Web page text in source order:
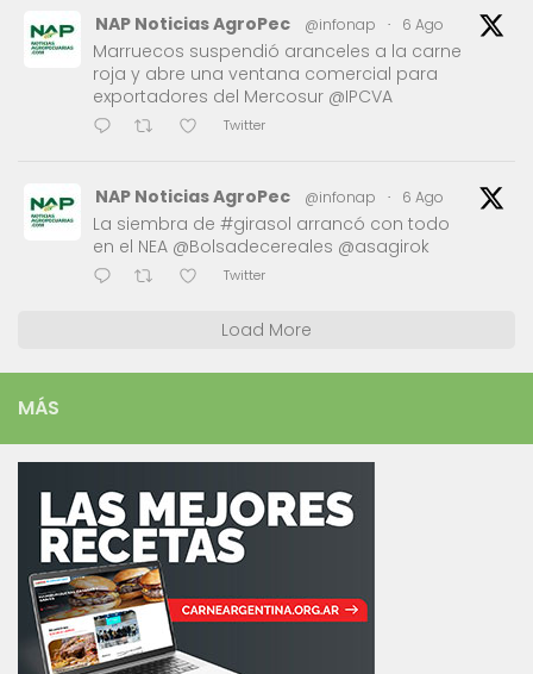
NAP Noticias AgroPec @infonap · 6 Ago
Marruecos suspendió aranceles a la carne
roja y abre una ventana comercial para
exportadores del Mercosur @IPCVA
Twitter
NAP Noticias AgroPec @infonap · 6 Ago
La siembra de #girasol arrancó con todo
en el NEA @Bolsadecereales @asagirok
Twitter
Load More
MÁS